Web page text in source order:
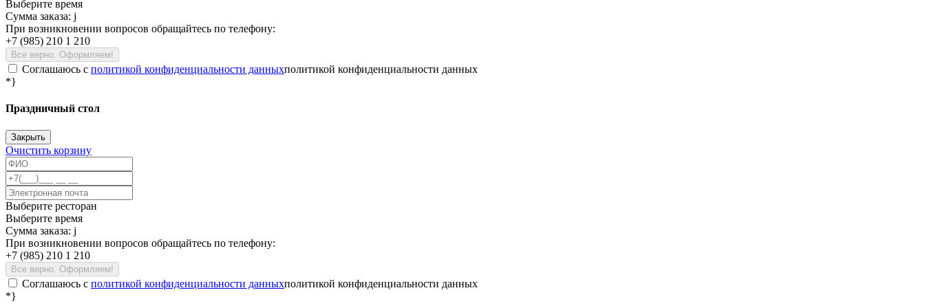
Выберите время
Сумма заказа: j
При возникновении вопросов обращайтесь по телефону:
+7 (985) 210 1 210
Все верно. Оформляем!
Соглашаюсь c политикой конфиденциальности данныхполитикой конфиденциальности данных
*}
Праздничный стол
Закрыть
Очистить корзину
Выберите ресторан
Выберите время
Сумма заказа: j
При возникновении вопросов обращайтесь по телефону:
+7 (985) 210 1 210
Все верно. Оформляем!
Соглашаюсь c политикой конфиденциальности данныхполитикой конфиденциальности данных
*}